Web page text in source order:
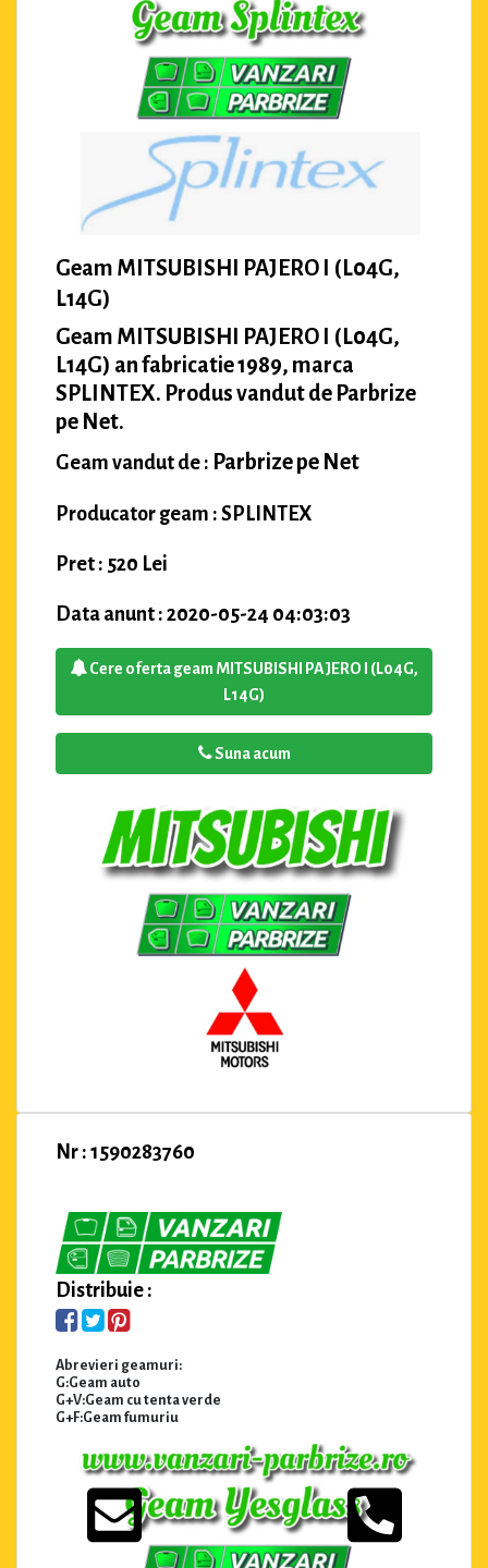
Geam MITSUBISHI PAJERO I (L04G,
L14G)
Geam MITSUBISHI PAJERO I (L04G,
L14G) an fabricatie 1989, marca
SPLINTEX. Produs vandut de Parbrize
pe Net.
Geam vandut de : Parbrize pe Net
Producator geam : SPLINTEX
Pret : 520 Lei
Data anunt : 2020-05-24 04:03:03
Cere oferta geam MITSUBISHI PAJERO I (L04G,
L14G)
Suna acum
Nr : 1590283760
Distribuie :
Abrevieri geamuri:
G:Geam auto
G+V:Geam cu tenta verde
G+F:Geam fumuriu